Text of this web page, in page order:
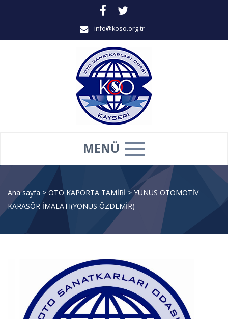
info@koso.org.tr
MENÜ
Ana sayfa > OTO KAPORTA TAMİRİ > YUNUS OTOMOTİV
KARASÖR İMALATI(YONUS ÖZDEMİR)